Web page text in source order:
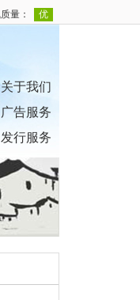
关于我们
广告服务
发行服务